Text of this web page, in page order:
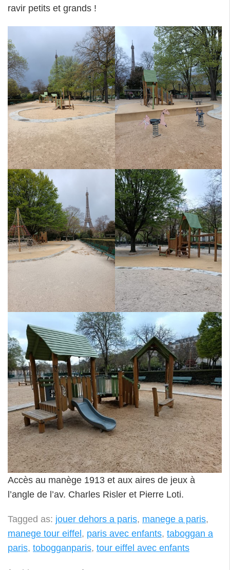
ravir petits et grands !
Accès au manège 1913 et aux aires de jeux à
l’angle de l’av. Charles Risler et Pierre Loti.
Tagged as: jouer dehors a paris, manege a paris,
manege tour eiffel , paris avec enfants, taboggan a
paris, tobogganparis, tour eiffel avec enfants